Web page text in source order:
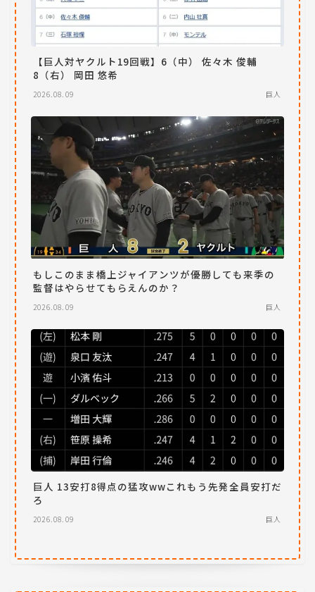
【巨人対ヤクルト19回戦】6（中） 佐々木 俊輔
8（右） 岡田 悠希
2026.08.09 巨人
もしこのまま橋上ジャイアンツが優勝しても来季の
監督はやらせてもらえんのか？
2026.08.09 巨人
巨人 13安打8得点の猛攻wwこれもう先発全員安打だ
ろ
2026.08.09 巨人